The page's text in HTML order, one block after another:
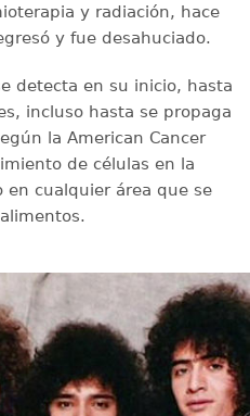
y radiación, hace
y fue desahuciado.
detecta en su inicio, hasta
incluso hasta se propaga
la American Cancer
de células en la
cualquier área que se